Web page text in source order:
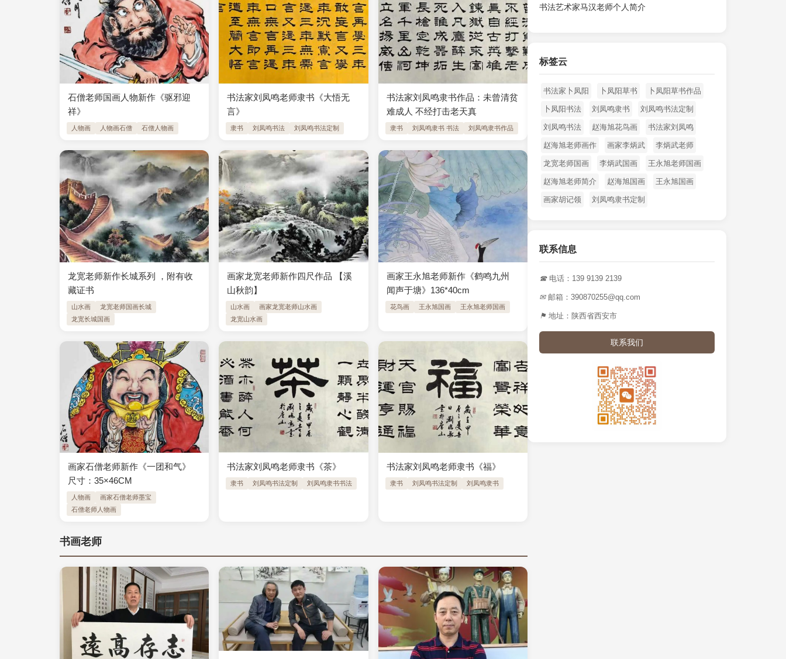
石僧老师国画人物新作《驱邪迎
祥》
人物画 人物画石僧 石僧人物画
书法家刘凤鸣老师隶书《大悟无
言》
隶书 刘凤鸣书法 刘凤鸣书法定制
书法家刘凤鸣隶书作品：未曾清贫
难成人 不经打击老天真
隶书 刘凤鸣隶书 书法 刘凤鸣隶书作品
龙宽老师新作长城系列 ，附有收
藏证书
山水画
龙宽老师国画长城
龙宽长城国画
画家龙宽老师新作四尺作品 【溪
山秋韵】
山水画
画家龙宽老师山水画
龙宽山水画
画家王永旭老师新作《鹤鸣九州
闻声于塘》136*40cm
花鸟画 王永旭国画 王永旭老师国画
画家石僧老师新作《一团和气》 ​
尺寸：35×46CM
人物画
画家石僧老师墨宝
石僧老师人物画
书法家刘凤鸣老师隶书《茶》
隶书 刘凤鸣书法定制 刘凤鸣隶书书法
书法家刘凤鸣老师隶书《福》
隶书 刘凤鸣书法定制 刘凤鸣隶书
书画老师
书法艺术家马汉老师个人简介
标签云
书法家卜凤阳 卜凤阳草书 卜凤阳草书作品
卜凤阳书法 刘凤鸣隶书 刘凤鸣书法定制
刘凤鸣书法 赵海旭花鸟画 书法家刘凤鸣
赵海旭老师画作 画家李炳武 李炳武老师
龙宽老师国画 李炳武国画 王永旭老师国画
赵海旭老师简介 赵海旭国画 王永旭国画
画家胡记领 刘凤鸣隶书定制
联系信息
☎电话：139 9139 2139
✉邮箱：390870255@qq.com
⚑ 地址：陕西省西安市
联系我们